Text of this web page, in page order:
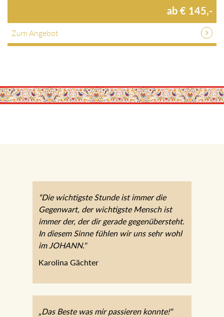
ab € 145,-
Zum Angebot
“Die wichtigste Stunde ist immer die
Gegenwart, der wichtigste Mensch ist
immer der, der dir gerade gegenübersteht.
In diesem Sinne fühlen wir uns sehr wohl
im JOHANN."
Karolina Gächter
„Das Beste was mir passieren konnte!“